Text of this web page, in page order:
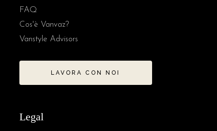
FAQ
Cos'è Vanvaz?
Vanstyle Advisors
LAVORA CON NOI
Legal